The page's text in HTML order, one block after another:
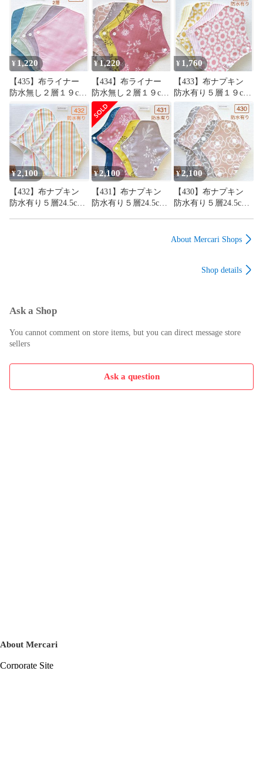
¥ 1,220
【435】布ライナー
防水無し２層１９cm
５枚＋おまかせ柄１
¥1,220
【434】布ライナー
防水無し２層１９cm
５枚＋おまかせ柄１
枚
¥ 1,760
【433】布ナプキン
防水有り５層１９cm
４枚＋おまかせ柄１
¥2,100
【432】布ナプキン
防水有り５層24.5cm2
¥2,100
【431】布ナプキン
防水有り５層24.5cm2
¥2,100
【430】布ナプキン
防水有り５層24.5cm2
About Mercari Shops
Shop details
Ask a Shop
You cannot comment on store items, but you can direct message store
sellers
Ask a question
About Mercari
Corporate Site